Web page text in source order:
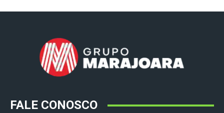
FALE CONOSCO